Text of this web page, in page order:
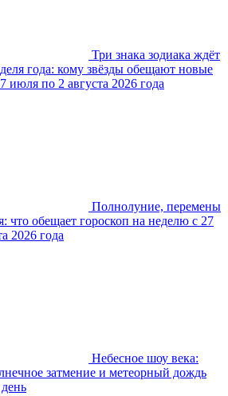
Три знака зодиака ждёт
года: кому звёзды обещают новые
июля по 2 августа 2026 года
Полнолуние, перемены
что обещает гороскоп на неделю с 27
2026 года
Небесное шоу века:
затмение и метеорный дождь